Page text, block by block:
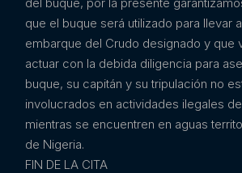
que el buque será utilizado para llevar
embarque del Crudo designado y que
actuar con la debida diligencia para
buque, su capitán y su tripulación no
involucrados en actividades ilegales
mientras se encuentren en aguas
de Nigeria.
FIN DE LA CITA